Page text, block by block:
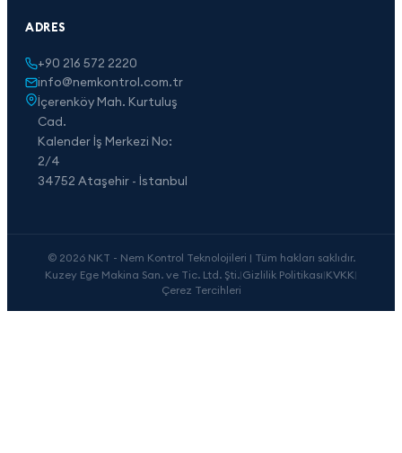
ADRES
+90 216 572 2220
info@nemkontrol.com.tr
İçerenköy Mah. Kurtuluş
Cad.
Kalender İş Merkezi No:
2/4
34752 Ataşehir - İstanbul
© 2026 NKT - Nem Kontrol Teknolojileri | Tüm hakları saklıdır.
Kuzey Ege Makina San. ve Tic. Ltd. Şti.|Gizlilik Politikası|KVKK|
Çerez Tercihleri